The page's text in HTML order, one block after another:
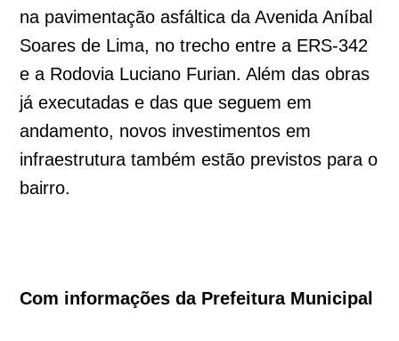
na pavimentação asfáltica da Avenida Aníbal
Soares de Lima, no trecho entre a ERS-342
e a Rodovia Luciano Furian. Além das obras
já executadas e das que seguem em
andamento, novos investimentos em
infraestrutura também estão previstos para o
bairro.
Com informações da Prefeitura Municipal